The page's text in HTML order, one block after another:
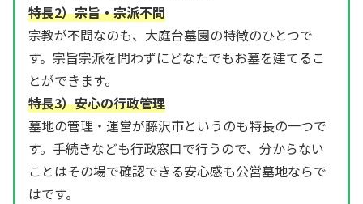
特長2）宗旨・宗派不問
宗教が不問なのも、大庭台墓園の特徴のひとつで
す。宗旨宗派を問わずにどなたでもお墓を建てるこ
とができます。
特長3）安心の行政管理
墓地の管理・運営が藤沢市というのも特長の一つで
す。手続きなども行政窓口で行うので、分からない
ことはその場で確認できる安心感も公営墓地ならで
はです。